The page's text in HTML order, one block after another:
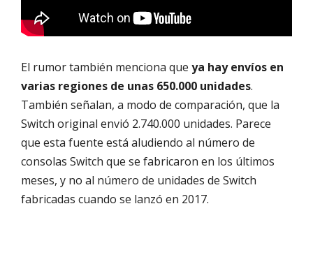
El rumor también menciona que ya hay envíos en
varias regiones de unas 650.000 unidades.
También señalan, a modo de comparación, que la
Switch original envió 2.740.000 unidades. Parece
que esta fuente está aludiendo al número de
consolas Switch que se fabricaron en los últimos
meses, y no al número de unidades de Switch
fabricadas cuando se lanzó en 2017.